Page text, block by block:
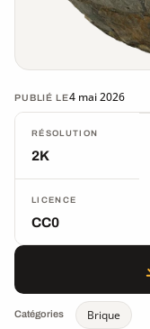
PUBLIÉ LE4 mai 2026
RÉSOLUTION
2K
LICENCE
CC0
Catégories Brique